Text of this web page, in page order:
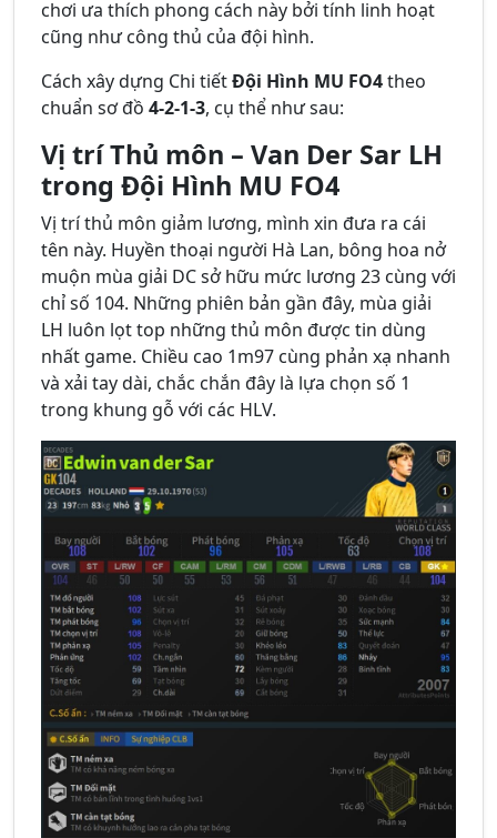
chơi ưa thích phong cách này bởi tính linh hoạt
cũng như công thủ của đội hình.
Cách xây dựng Chi tiếtĐội Hình MU FO4theo
chuẩn sơ đồ 4-2-1-3, cụ thể như sau:
Vị trí Thủ môn – Van Der Sar LH
trong Đội Hình MU FO4
Vị trí thủ môn giảm lương, mình xin đưa ra cái
tên này. Huyền thoại người Hà Lan, bông hoa nở
muộn mùa giải DC sở hữu mức lương 23 cùng với
chỉ số 104. Những phiên bản gần đây, mùa giải
LH luôn lọt top những thủ môn được tin dùng
nhất game. Chiều cao 1m97 cùng phản xạ nhanh
và xải tay dài, chắc chắn đây là lựa chọn số 1
trong khung gỗ với các HLV.